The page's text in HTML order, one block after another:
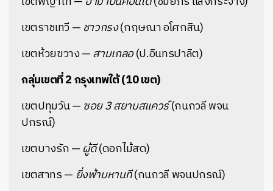
เขตราชเทวี — ชาวกรง(กฤษณา อโศกสิน)
เขตห้วยขวาง —สามเกลอ(ป.อินทรปาลิต)
กลุ่มเขตที่ 2 กรุงเทพใต้ (10 เขต)
เขตปทุมวัน — ซอย 3 สยามสแควร์(กนกวลี พจน
ปกรณ์)
เขตบางรัก — ผู้ดี(ดอกไม้สด)
เขตสาทร — ยิ่งฟ้ามหานที(กนกวลี พจนปกรณ์)